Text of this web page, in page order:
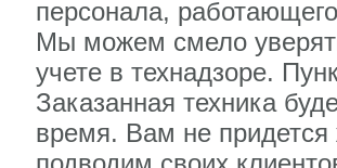
персонала,
Мы можем смело
учете в технадзоре.
Заказанная техника
время. Вам не